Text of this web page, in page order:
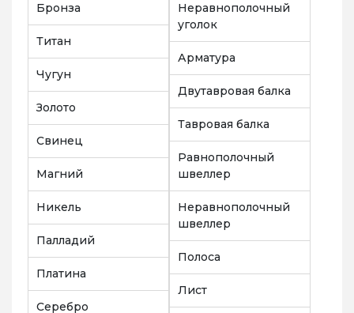
Бронза
Титан
Чугун
Золото
Свинец
Магний
Никель
Палладий
Платина
Серебро
Неравнополочный
уголок
Арматура
Двутавровая балка
Тавровая балка
Равнополочный
швеллер
Неравнополочный
швеллер
Полоса
Лист